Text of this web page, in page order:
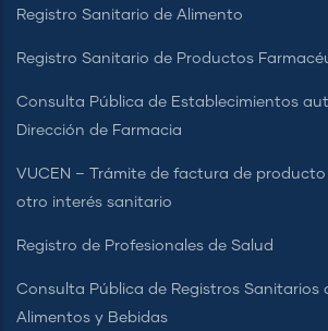
Registro Sanitario de Alimento
Registro Sanitario de Productos
Consulta Pública de Establecimientos
Dirección de Farmacia
VUCEN – Trámite de factura de
otro interés sanitario
Registro de Profesionales de Salud
Consulta Pública de Registros Sanitarios
Alimentos y Bebidas